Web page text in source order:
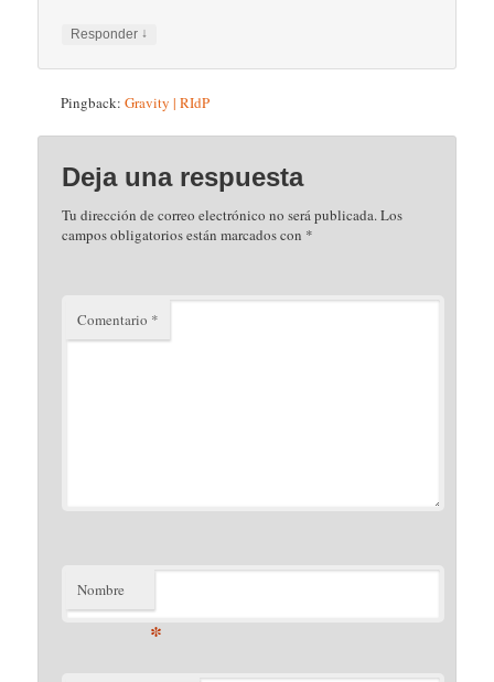
Responder ↓
Pingback:Gravity | RIdP
Deja una respuesta
Tu dirección de correo electrónico no será publicada. Los
campos obligatorios están marcados con *
Comentario *
Nombre
*